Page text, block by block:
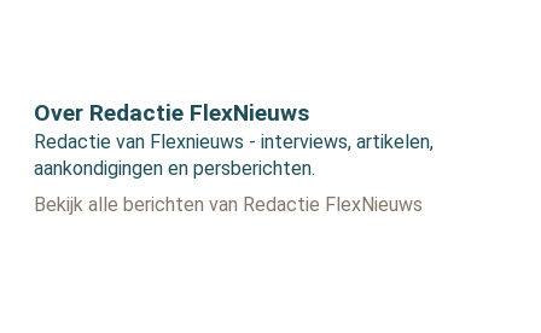
Over Redactie FlexNieuws
Redactie van Flexnieuws - interviews, artikelen,
aankondigingen en persberichten.
Bekijk alle berichten van Redactie FlexNieuws